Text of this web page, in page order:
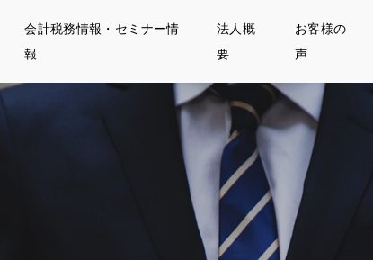
会計税務情報・セミナー情
報
法人概
要
お客様の
声